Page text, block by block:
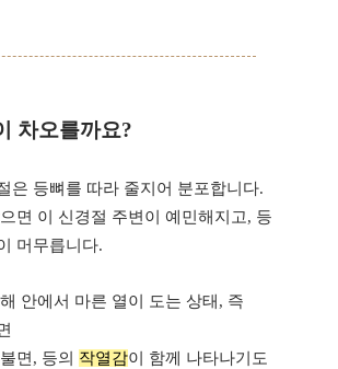
차오를까요?
은 등뼈를 따라 줄지어 분포합니다.
면 이 신경절 주변이 예민해지고, 등
머무릅니다.
안에서 마른 열이 도는 상태, 즉
면, 등의 작열감이 함께 나타나기도